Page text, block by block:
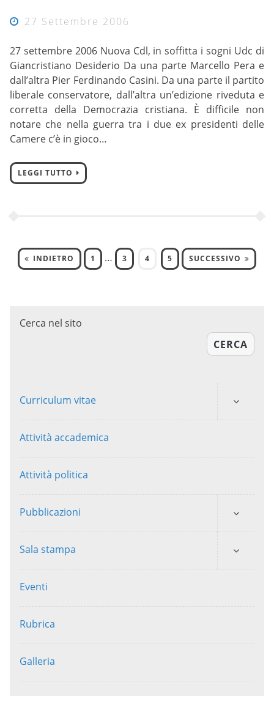
27 Settembre 2006
27 settembre 2006 Nuova Cdl, in soffitta i sogni Udc di
Giancristiano Desiderio Da una parte Marcello Pera e
dall’altra Pier Ferdinando Casini. Da una parte il partito
liberale conservatore, dall’altra un’edizione riveduta e
corretta della Democrazia cristiana. È difficile non
notare che nella guerra tra i due ex presidenti delle
Camere c’è in gioco…
LEGGI TUTTO
INDIETRO 1 … 3 4 5 SUCCESSIVO
Cerca nel sito
CERCA
Curriculum vitae
Attività accademica
Attività politica
Pubblicazioni
Sala stampa
Eventi
Rubrica
Galleria